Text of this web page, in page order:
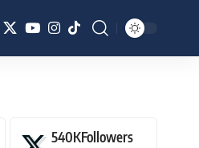
540KFollowers